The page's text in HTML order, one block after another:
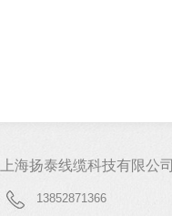
上海扬泰线缆科技有限公司
13852871366